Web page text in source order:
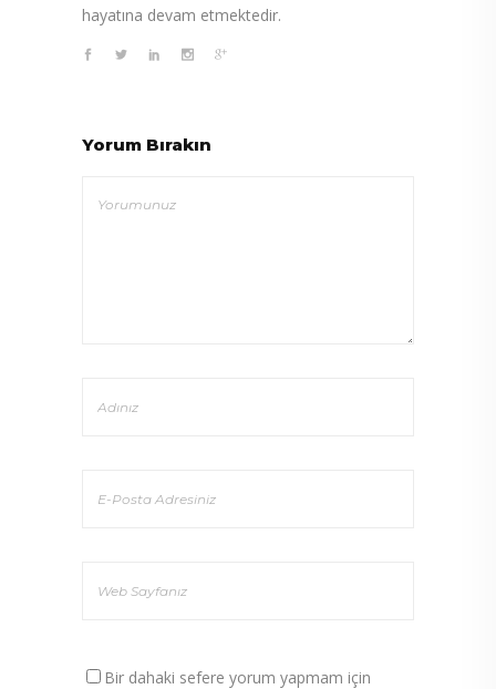
hayatına devam etmektedir.
Yorum Bırakın
Bir dahaki sefere yorum yapmam için